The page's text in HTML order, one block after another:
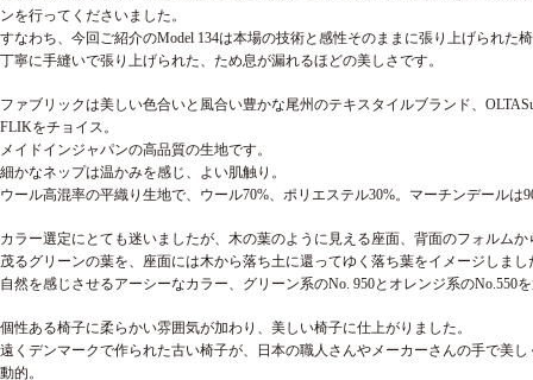
ンを行ってくださいました。
すなわち、今回ご紹介のModel 134は本場の技術と感性そのままに張り上げられた
丁寧に手縫いで張り上げられた、ため息が漏れるほどの美しさです。
ファブリックは美しい色合いと風合い豊かな尾州のテキスタイルブランド、
FLIKをチョイス。
メイドインジャパンの高品質の生地です。
細かなネップは温かみを感じ、よい肌触り。
ウール高混率の平織り生地で、ウール70%、ポリエステル30%。マーチンデールは
カラー選定にとても迷いましたが、木の葉のように見える座面、背面のフォルム
茂るグリーンの葉を、座面には木から落ち土に還ってゆく落ち葉をイメージしまし
自然を感じさせるアーシーなカラー、グリーン系のNo. 950とオレンジ系のNo.550
個性ある椅子に柔らかい雰囲気が加わり、美しい椅子に仕上がりました。
遠くデンマークで作られた古い椅子が、日本の職人さんやメーカーさんの手で美
動的。